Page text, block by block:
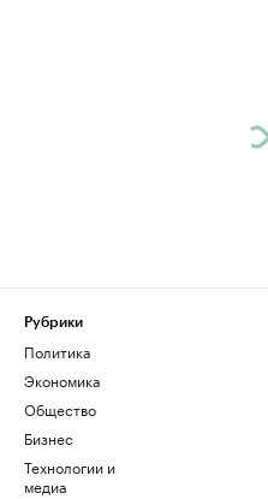
Рубрики
Политика
Экономика
Общество
Бизнес
Технологии и
медиа